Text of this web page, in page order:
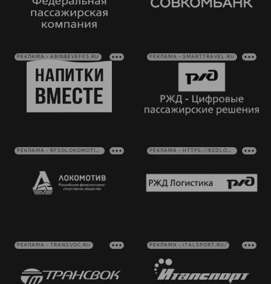
РЕКЛАМА • ABINBEVEFES.RU РЕКЛАМА • SMARTTRAVEL.RU
РЕКЛАМА • RFSOLOKOMOTIV.RU РЕКЛАМА • HTTPS://RZDLOG.RU/
РЕКЛАМА • TRANSVOC.RU РЕКЛАМА • ITALSPORT.RU/